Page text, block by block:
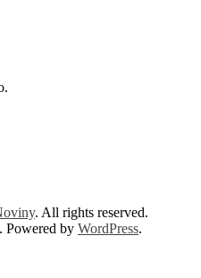
. All rights reserved.
. Powered by WordPress.